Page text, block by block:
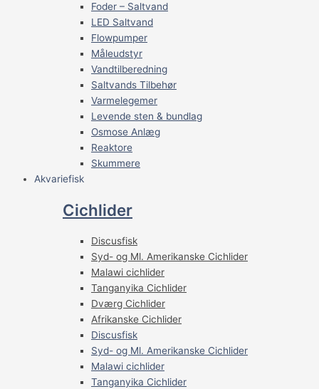
Foder – Saltvand
LED Saltvand
Flowpumper
Måleudstyr
Vandtilberedning
Saltvands Tilbehør
Varmelegemer
Levende sten & bundlag
Osmose Anlæg
Reaktore
Skummere
Akvariefisk
Cichlider
Discusfisk
Syd- og Ml. Amerikanske Cichlider
Malawi cichlider
Tanganyika Cichlider
Dværg Cichlider
Afrikanske Cichlider
Discusfisk
Syd- og Ml. Amerikanske Cichlider
Malawi cichlider
Tanganyika Cichlider